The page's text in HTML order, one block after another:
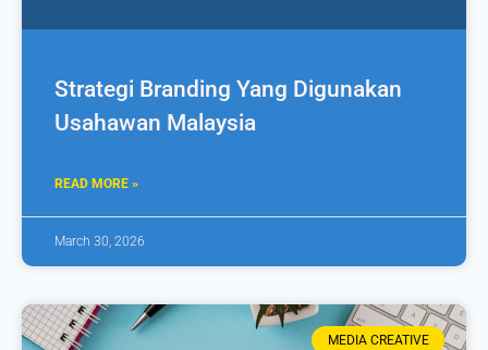
Strategi Branding Yang Digunakan
Usahawan Malaysia
READ MORE »
March 30, 2026
MEDIA CREATIVE